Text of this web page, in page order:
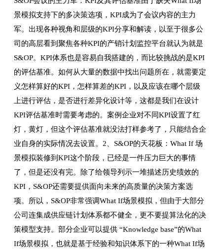
景模拟支持下的多决策选项，KPI成为了会议内容的主力
军。出现各种视角和层级的KPI分享和解读，以至于很多公
司的高层看到聚焦各种KPI的产销计划监控平台就认为就是
S&OP。KPI体系也是容易自我搭建的，而比较挑战的是KPI
的评估基准。如何从大量的数据中找出问题所在，就需要定
义怎样算好的KPI，怎样算差的KPI，以及应该在哪个层级
上进行评估，是否进行差异化设计等，这都是我们在设计
KPI评估基准时需要考虑的。案例企业对不同KPI设置了红
灯，黄灯，但这个评估基准就没法打样参考了，只能结合企
业自身的实际情况去设置。2、S&OP的天花板：What If 场
景模拟装修到KPI这个阶段，已经是一件压力巨大的事情
了，但是还没有完。除了给领导列示一堆描述历史绩效的
KPI，S&OP还需要提供面向未来的高质量的决策方案选
项。所以，S&OP非常强调What If场景模拟，但由于大部分
公司连集成供应链计划体系都不健全，更不要提算法化的决
策模型支持。部分企业可以提供 “Knowledge base”的What
If场景模拟，也就是基于经验和知识体系下的一种What If场